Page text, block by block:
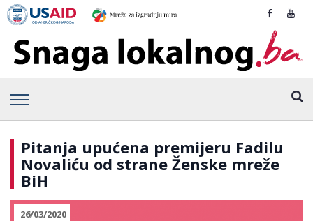
Pitanja upućena premijeru Fadilu
Novaliću od strane Ženske mreže
BiH
26/03/2020